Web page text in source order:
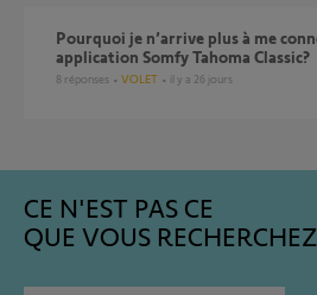
Pourquoi je n’arrive plus à me connecter sur mon
application Somfy Tahoma Classic?
8 réponses VOLET il y a 26 jours
CE N'EST PAS CE
QUE VOUS RECHERCHEZ